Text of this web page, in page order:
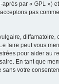
après par « GPL »)
pas
faire peut vous
pour aider au
En tant que
votre